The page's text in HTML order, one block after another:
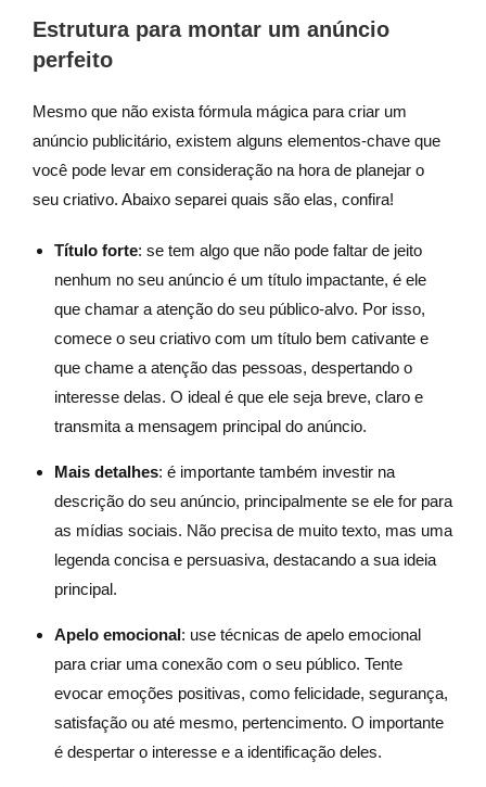
Estrutura para montar um anúncio
perfeito
Mesmo que não exista fórmula mágica para criar um
anúncio publicitário, existem alguns elementos-chave que
você pode levar em consideração na hora de planejar o
seu criativo. Abaixo separei quais são elas, confira!
Título forte: se tem algo que não pode faltar de jeito
nenhum no seu anúncio é um título impactante, é ele
que chamar a atenção do seu público-alvo. Por isso,
comece o seu criativo com um título bem cativante e
que chame a atenção das pessoas, despertando o
interesse delas. O ideal é que ele seja breve, claro e
transmita a mensagem principal do anúncio.
Mais detalhes: é importante também investir na
descrição do seu anúncio, principalmente se ele for para
as mídias sociais. Não precisa de muito texto, mas uma
legenda concisa e persuasiva, destacando a sua ideia
principal.
Apelo emocional: use técnicas de apelo emocional
para criar uma conexão com o seu público. Tente
evocar emoções positivas, como felicidade, segurança,
satisfação ou até mesmo, pertencimento. O importante
é despertar o interesse e a identificação deles.